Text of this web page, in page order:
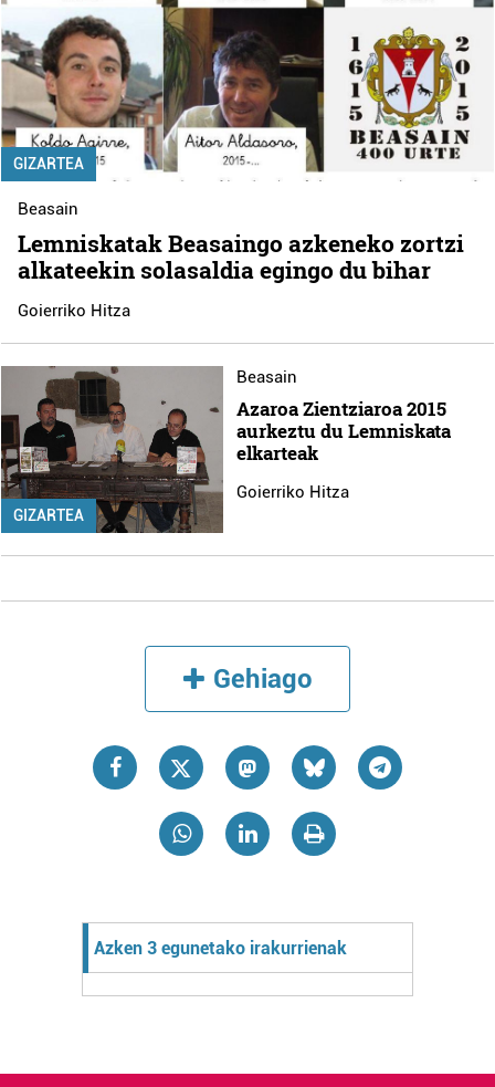
GIZARTEA
Beasain
Lemniskatak Beasaingo azkeneko zortzi
alkateekin solasaldia egingo du bihar
Goierriko Hitza
GIZARTEA
Beasain
Azaroa Zientziaroa 2015
aurkeztu du Lemniskata
elkarteak
Goierriko Hitza
Gehiago
Azken 3 egunetako irakurrienak